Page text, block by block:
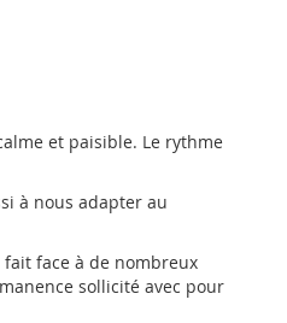
et paisible. Le rythme
à nous adapter au
fait face à de nombreux
sollicité avec pour